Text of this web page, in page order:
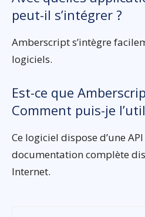
peut-il s’intégrer ?
Amberscript s’intègre
logiciels.
Est-ce que
Comment puis-je
Ce logiciel dispose d’une
documentation complète
Internet.